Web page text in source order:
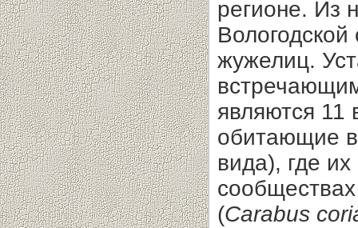
регионе. Из
жужелиц.
являются
обитающие в
вида), где
(Carabus